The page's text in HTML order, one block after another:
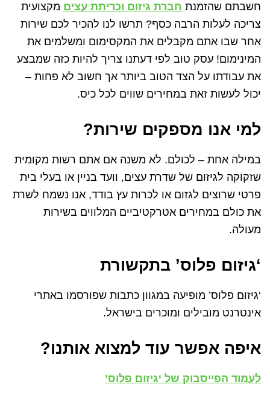
חשבתם שהזמנת חברת גיזום וכריתת עצים מקצועית
צריכה לעלות הרבה כסף? תרשו לנו להכיר לכם שירות
אחר שבו אתם מקבלים את המקסימום ומשלמים את
המינימום! עסק טוב לפי דעתנו צריך להיות כזה שמבצע
את עבודתו על הצד הטוב ביותר אך חשוב לא פחות –
יכול לעשות זאת במחירים שווים לכל כיס.
למי אנו מספקים שירות?
במילה אחת – לכולם. לא משנה אם אתם רשות מקומית
שזקוקה לגיזום של שדרת עצים, וועד בניין או בעלי בית
פרטי שרוצים לגזום או לכרות עץ בודד, אנו נשמח לשרת
את כולם במחירים אטרקטיביים המלווים בשירות
מעולה.
‘גיזום פלוס’ בתקשורת
‘גיזום פלוס’ מופיעה במגוון כתבות שפורסמו באתרי
אינטרנט מובילים ומוכרים בישראל.
איפה אפשר עוד למצוא אותנו?
לעמוד הפייסבוק של ‘גיזום פלוס’